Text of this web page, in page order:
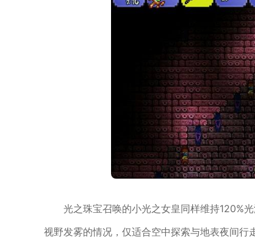
光之珠宝召唤的小光之女皇同样维持120%
视野发雾的情况，仅适合空中探索与地表夜间